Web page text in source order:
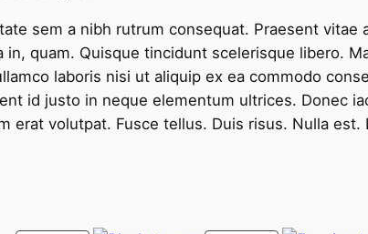
sem a nibh rutrum consequat. Praesent
in, quam. Quisque tincidunt scelerisque libero.
laboris nisi ut aliquip ex ea commodo
id justo in neque elementum ultrices. Donec
erat volutpat. Fusce tellus. Duis risus. Nulla